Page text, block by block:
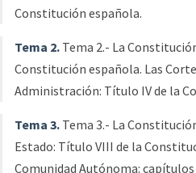
Constitución española.
Tema 2. Tema 2.- La
Constitución española. Las
Administración: Título IV de la
Tema 3. Tema 3.- La
Estado: Título VIII de la
Comunidad Autónoma: